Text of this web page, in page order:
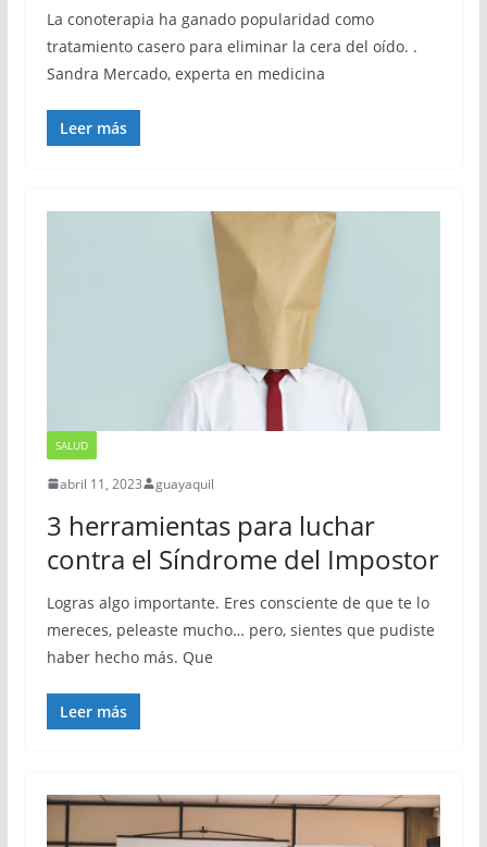
La conoterapia ha ganado popularidad como
tratamiento casero para eliminar la cera del oído. .
Sandra Mercado, experta en medicina
Leer más
SALUD
abril 11, 2023 guayaquil
3 herramientas para luchar
contra el Síndrome del Impostor
Logras algo importante. Eres consciente de que te lo
mereces, peleaste mucho… pero, sientes que pudiste
haber hecho más. Que
Leer más